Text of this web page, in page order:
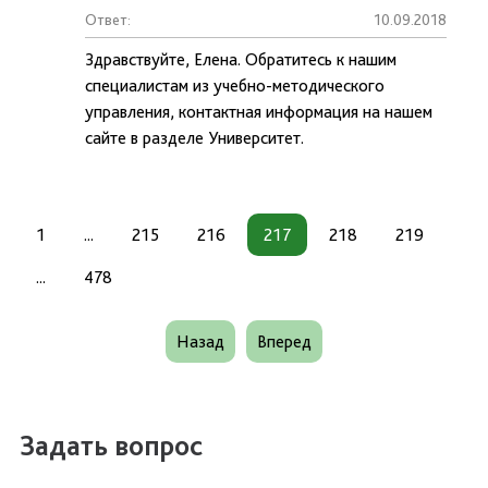
Ответ: 10.09.2018
Здравствуйте, Елена. Обратитесь к нашим
специалистам из учебно-методического
управления, контактная информация на нашем
сайте в разделе Университет.
1 ... 215 216 217 218 219
... 478
Назад Вперед
Задать вопрос